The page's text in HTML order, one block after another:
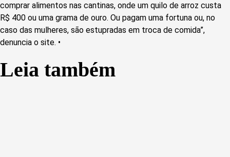
comprar alimentos nas cantinas, onde um quilo de arroz custa
R$ 400 ou uma grama de ouro. Ou pagam uma fortuna ou, no
caso das mulheres, são estupradas em troca de comida”,
denuncia o site. •
Leia também